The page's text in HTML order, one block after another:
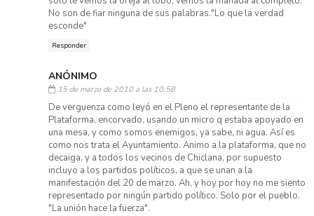
No son de fiar ninguna de sus palabras."Lo que la verdad
esconde"
Responder
ANÓNIMO
15 de marzo de 2010 a las 10:58
De verguenza como leyó en el Pleno el representante de la
Plataforma, encorvado, usando un micro q estaba apoyado en
una mesa, y como somos enemigos, ya sabe, ni agua. Así es
como nos trata el Ayuntamiento. Animo a la plataforma, que no
decaiga, y a todos los vecinos de Chiclana, por supuesto
incluyo a los partidos políticos, a que se unan a la
manifestación del 20 de marzo. Ah, y hoy por hoy no me siento
representado por ningún partido político. Solo por el pueblo.
"La unión hace la fuerza".